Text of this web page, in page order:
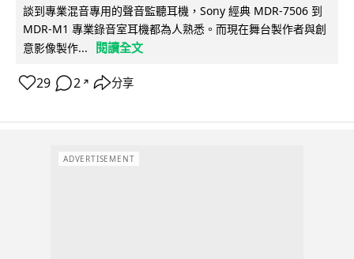
談到專業混音專用的聲音監聽耳機，Sony 經典 MDR-7506 到
MDR-M1 專業錄音室耳機都為人熟悉。而現在舞台製作者與創
意影像製作...
閱讀全文
29 2 ↗ 分享
ADVERTISEMENT